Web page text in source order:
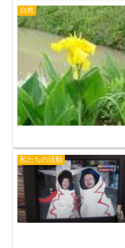
自然
私たちの活動